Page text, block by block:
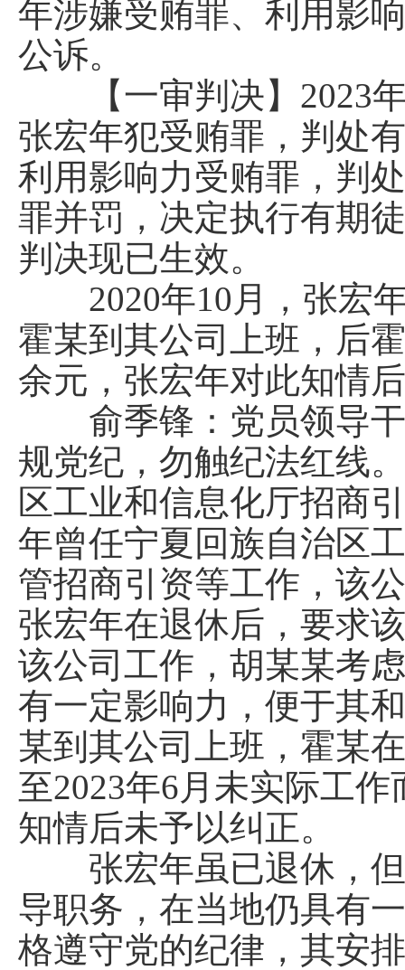
年涉嫌受贿罪、利用影
公诉。
【一审判决】2023年
张宏年犯受贿罪，判处
利用影响力受贿罪，判
罪并罚，决定执行有期
判决现已生效。
2020年10月，张宏年
霍某到其公司上班，后
余元，张宏年对此知情
俞季锋：党员领导干
规党纪，勿触纪法红线
区工业和信息化厅招商
年曾任宁夏回族自治区
管招商引资等工作，该
张宏年在退休后，要求
该公司工作，胡某某考
有一定影响力，便于其
某到其公司上班，霍某
至2023年6月未实际工
知情后未予以纠正。
张宏年虽已退休，但
导职务，在当地仍具有
格遵守党的纪律，其安